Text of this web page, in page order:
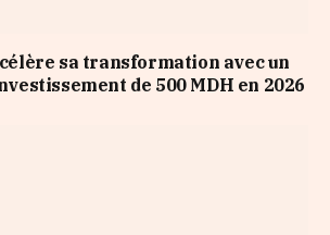
sa transformation avec un
de 500 MDH en 2026